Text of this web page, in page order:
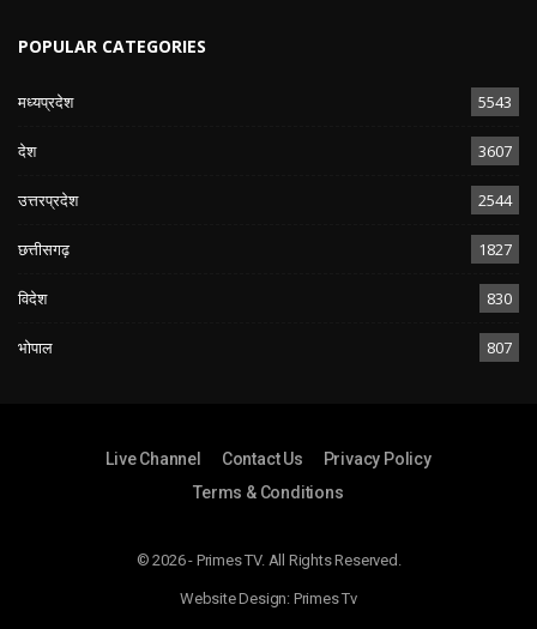
POPULAR CATEGORIES
मध्यप्रदेश 5543
देश 3607
उत्तरप्रदेश 2544
छत्तीसगढ़ 1827
विदेश 830
भोपाल 807
Live Channel Contact Us
Privacy Policy
Terms & Conditions
© 2026 - Primes TV. All Rights Reserved.
Website Design: Primes Tv